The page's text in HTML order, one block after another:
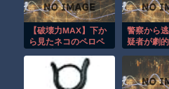
【破壊力MAX】下か
ら見たネコのペロペ
警察から
疑者が劇